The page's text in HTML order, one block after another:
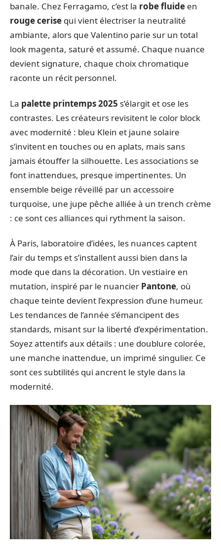
banale. Chez Ferragamo, c’est la robe fluide en
rouge cerise qui vient électriser la neutralité
ambiante, alors que Valentino parie sur un total
look magenta, saturé et assumé. Chaque nuance
devient signature, chaque choix chromatique
raconte un récit personnel.
La palette printemps 2025 s’élargit et ose les
contrastes. Les créateurs revisitent le color block
avec modernité : bleu Klein et jaune solaire
s’invitent en touches ou en aplats, mais sans
jamais étouffer la silhouette. Les associations se
font inattendues, presque impertinentes. Un
ensemble beige réveillé par un accessoire
turquoise, une jupe pêche alliée à un trench crème
: ce sont ces alliances qui rythment la saison.
À Paris, laboratoire d’idées, les nuances captent
l’air du temps et s’installent aussi bien dans la
mode que dans la décoration. Un vestiaire en
mutation, inspiré par le nuancier Pantone, où
chaque teinte devient l’expression d’une humeur.
Les tendances de l’année s’émancipent des
standards, misant sur la liberté d’expérimentation.
Soyez attentifs aux détails : une doublure colorée,
une manche inattendue, un imprimé singulier. Ce
sont ces subtilités qui ancrent le style dans la
modernité.